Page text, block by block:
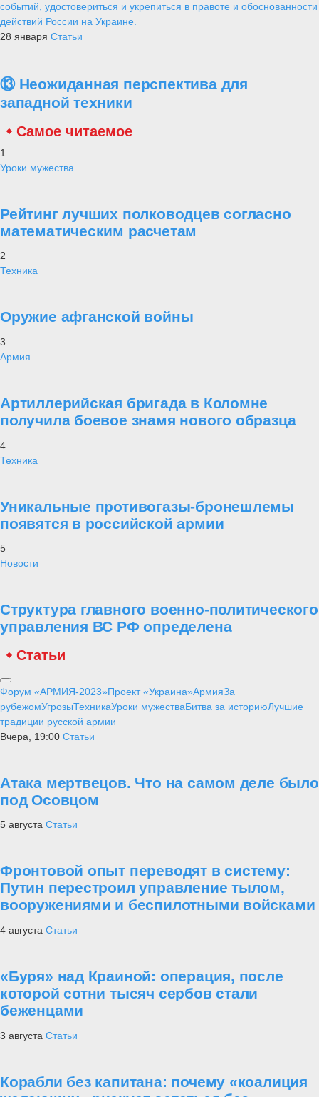
событий, удостовериться и укрепиться в правоте и обоснованности
действий России на Украине.
28 января Статьи
⑬ Неожиданная перспектива для
западной техники
Самое читаемое
1
Уроки мужества
Рейтинг лучших полководцев согласно
математическим расчетам
2
Техника
Оружие афганской войны
3
Армия
Артиллерийская бригада в Коломне
получила боевое знамя нового образца
4
Техника
Уникальные противогазы-бронешлемы
появятся в российской армии
5
Новости
Структура главного военно-политического
управления ВС РФ определена
Статьи
Форум «АРМИЯ-2023»Проект «Украина»АрмияЗа
рубежомУгрозыТехникаУроки мужестваБитва за историюЛучшие
традиции русской армии
Вчера, 19:00 Статьи
Атака мертвецов. Что на самом деле было
под Осовцом
5 августа Статьи
Фронтовой опыт переводят в систему:
Путин перестроил управление тылом,
вооружениями и беспилотными войсками
4 августа Статьи
«Буря» над Краиной: операция, после
которой сотни тысяч сербов стали
беженцами
3 августа Статьи
Корабли без капитана: почему «коалиция